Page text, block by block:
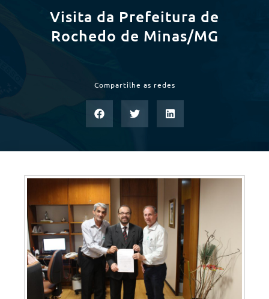
Visita da Prefeitura de
Rochedo de Minas/MG
Compartilhe as redes